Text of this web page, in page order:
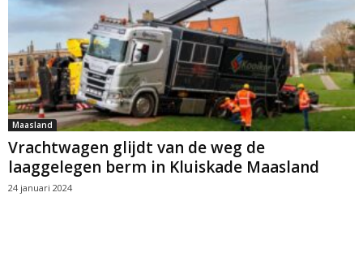
Maasland
Vrachtwagen glijdt van de weg de
laaggelegen berm in Kluiskade Maasland
24 januari 2024